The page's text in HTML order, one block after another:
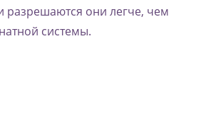
разрешаются они легче, чем
системы.